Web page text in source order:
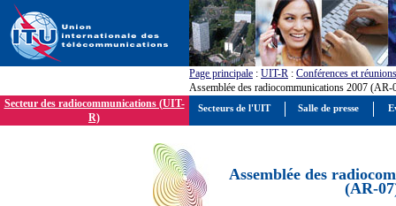
Page principale : UIT-R : Conférences et réunions
Assemblée des radiocommunications 2007 (AR-
Secteur des radiocommunications (UIT-
R)
Assemblée des
(AR-
Secteurs de l'UIT Salle de presse